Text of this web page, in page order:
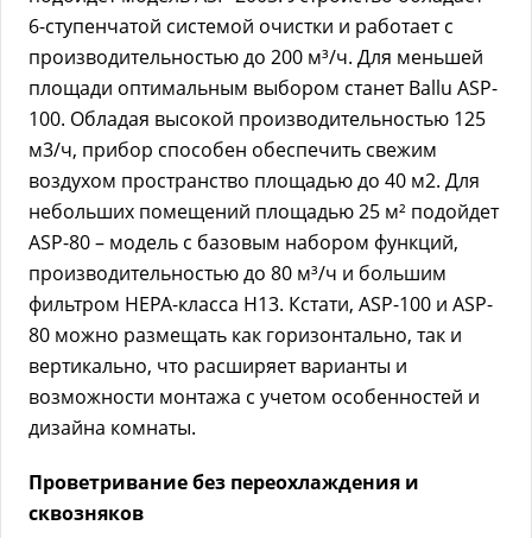
6-ступенчатой системой очистки и работает с
производительностью до 200 м³/ч. Для меньшей
площади оптимальным выбором станет Ballu ASP-
100. Обладая высокой производительностью 125
м3/ч, прибор способен обеспечить свежим
воздухом пространство площадью до 40 м2. Для
небольших помещений площадью 25 м² подойдет
ASP-80 – модель с базовым набором функций,
производительностью до 80 м³/ч и большим
фильтром НЕРА-класса Н13. Кстати, ASP-100 и ASP-
80 можно размещать как горизонтально, так и
вертикально, что расширяет варианты и
возможности монтажа с учетом особенностей и
дизайна комнаты.
Проветривание без переохлаждения и
сквозняков